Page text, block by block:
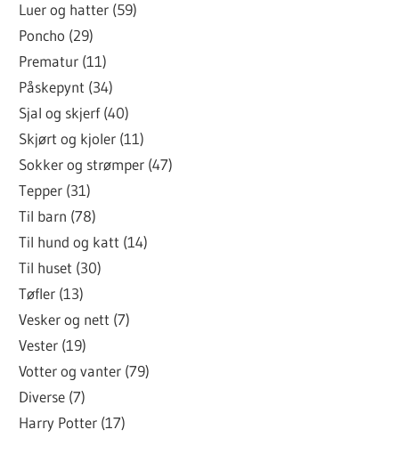
Luer og hatter (59)
Poncho (29)
Prematur (11)
Påskepynt (34)
Sjal og skjerf (40)
Skjørt og kjoler (11)
Sokker og strømper (47)
Tepper (31)
Til barn (78)
Til hund og katt (14)
Til huset (30)
Tøfler (13)
Vesker og nett (7)
Vester (19)
Votter og vanter (79)
Diverse (7)
Harry Potter (17)